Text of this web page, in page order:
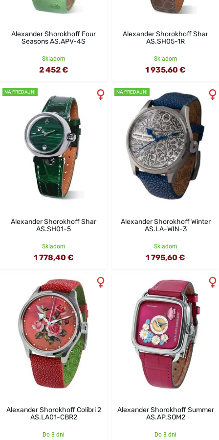
Alexander Shorokhoff Four
Seasons AS.APV-4S
Skladom
2 452 €
Alexander Shorokhoff Shar
AS.SH05-1R
Skladom
1 935,60 €
NA PREDAJNI
Alexander Shorokhoff Shar
AS.SH01-5
Skladom
1 778,40 €
NA PREDAJNI
Alexander Shorokhoff Winter
AS.LA-WIN-3
Skladom
1 795,60 €
Alexander Shorokhoff Colibri 2
AS.LA01-CBR2
Do 3 dní
Alexander Shorokhoff Summer
AS.AP.SOM2
Do 3 dní